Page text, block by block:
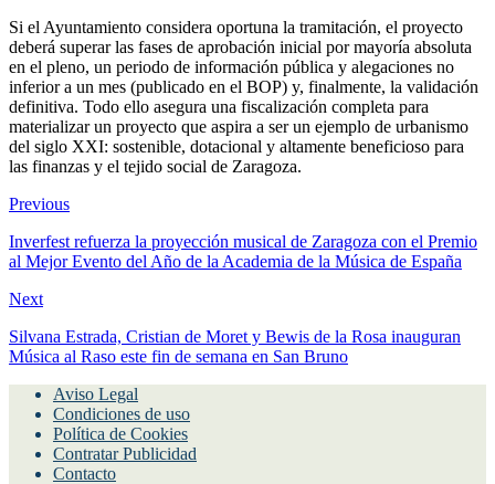
Si el Ayuntamiento considera oportuna la tramitación, el proyecto
deberá superar las fases de aprobación inicial por mayoría absoluta
en el pleno, un periodo de información pública y alegaciones no
inferior a un mes (publicado en el BOP) y, finalmente, la validación
definitiva. Todo ello asegura una fiscalización completa para
materializar un proyecto que aspira a ser un ejemplo de urbanismo
del siglo XXI: sostenible, dotacional y altamente beneficioso para
las finanzas y el tejido social de Zaragoza.
Previous
Inverfest refuerza la proyección musical de Zaragoza con el Premio
al Mejor Evento del Año de la Academia de la Música de España
Next
Silvana Estrada, Cristian de Moret y Bewis de la Rosa inauguran
Música al Raso este fin de semana en San Bruno
Aviso Legal
Condiciones de uso
Política de Cookies
Contratar Publicidad
Contacto